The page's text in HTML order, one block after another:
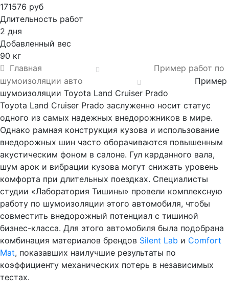
171576 руб
Длительность работ
2 дня
Добавленный вес
90 кг
Главная
Пример работ по
шумоизоляции авто
Пример
шумоизоляции Toyota Land Cruiser Prado
Toyota Land Cruiser Prado заслуженно носит статус
одного из самых надежных внедорожников в мире.
Однако рамная конструкция кузова и использование
внедорожных шин часто оборачиваются повышенным
акустическим фоном в салоне. Гул карданного вала,
шум арок и вибрации кузова могут снижать уровень
комфорта при длительных поездках. Специалисты
студии «Лаборатория Тишины» провели комплексную
работу по шумоизоляции этого автомобиля, чтобы
совместить внедорожный потенциал с тишиной
бизнес-класса. Для этого автомобиля была подобрана
комбинация материалов брендов Silent Lab и Comfort
Mat, показавших наилучшие результаты по
коэффициенту механических потерь в независимых
тестах.